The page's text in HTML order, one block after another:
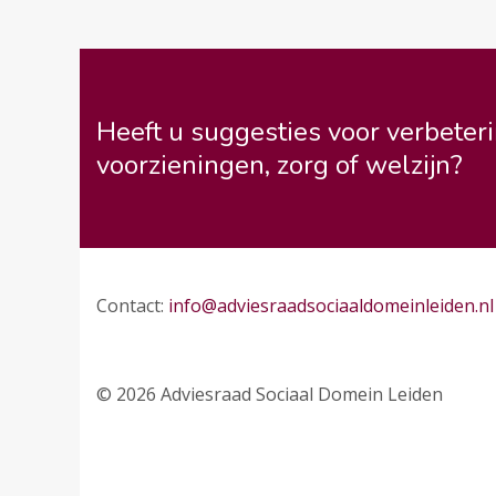
Heeft u suggesties voor
voorzieningen, zorg of welzijn?
Contact: info@adviesraadsociaaldomeinleiden.nl
© 2026 Adviesraad Sociaal Domein Leiden